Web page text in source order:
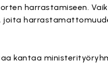
harrastamiseen.
joita
kantaa